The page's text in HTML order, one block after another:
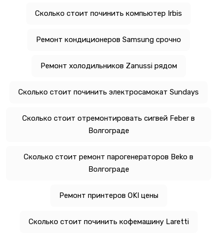
Сколько стоит починить компьютер Irbis
Ремонт кондиционеров Samsung срочно
Ремонт холодильников Zanussi рядом
Сколько стоит починить электросамокат Sundays
Сколько стоит отремонтировать сигвей Feber в
Волгограде
Сколько стоит ремонт парогенераторов Beko в
Волгограде
Ремонт принтеров OKI цены
Сколько стоит починить кофемашину Laretti